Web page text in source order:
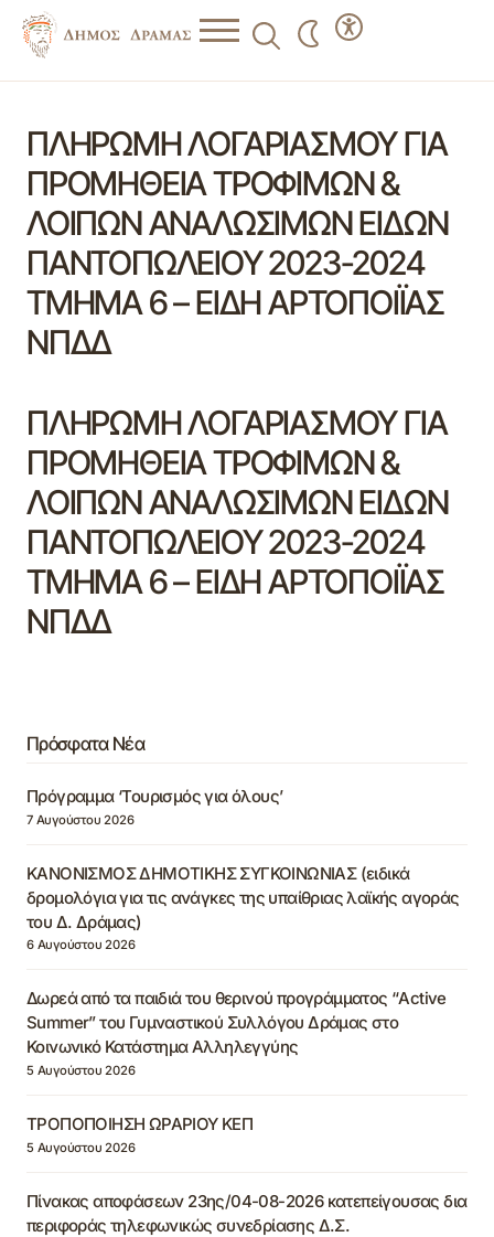
ΠΛΗΡΩΜΗ ΛΟΓΑΡΙΑΣΜΟΥ ΓΙΑ
ΠΡΟΜΗΘΕΙΑ ΤΡΟΦΙΜΩΝ &
ΛΟΙΠΩΝ ΑΝΑΛΩΣΙΜΩΝ ΕΙΔΩΝ
ΠΑΝΤΟΠΩΛΕΙΟΥ 2023-2024
ΤΜΗΜΑ 6 – ΕΙΔΗ ΑΡΤΟΠΟΙΪΑΣ
ΝΠΔΔ
ΠΛΗΡΩΜΗ ΛΟΓΑΡΙΑΣΜΟΥ ΓΙΑ
ΠΡΟΜΗΘΕΙΑ ΤΡΟΦΙΜΩΝ &
ΛΟΙΠΩΝ ΑΝΑΛΩΣΙΜΩΝ ΕΙΔΩΝ
ΠΑΝΤΟΠΩΛΕΙΟΥ 2023-2024
ΤΜΗΜΑ 6 – ΕΙΔΗ ΑΡΤΟΠΟΙΪΑΣ
ΝΠΔΔ
Πρόσφατα Νέα
Πρόγραμμα ‘Τουρισμός για όλους’
7 Αυγούστου 2026
ΚΑΝΟΝΙΣΜΟΣ ΔΗΜΟΤΙΚΗΣ ΣΥΓΚΟΙΝΩΝΙΑΣ (ειδικά
δρομολόγια για τις ανάγκες της υπαίθριας λαϊκής αγοράς
του Δ. Δράμας)
6 Αυγούστου 2026
Δωρεά από τα παιδιά του θερινού προγράμματος “Active
Summer” του Γυμναστικού Συλλόγου Δράμας στο
Κοινωνικό Κατάστημα Αλληλεγγύης
5 Αυγούστου 2026
ΤΡΟΠΟΠΟΙΗΣΗ ΩΡΑΡΙΟΥ ΚΕΠ
5 Αυγούστου 2026
Πίνακας αποφάσεων 23ης/04-08-2026 κατεπείγουσας δια
περιφοράς τηλεφωνικώς συνεδρίασης Δ.Σ.